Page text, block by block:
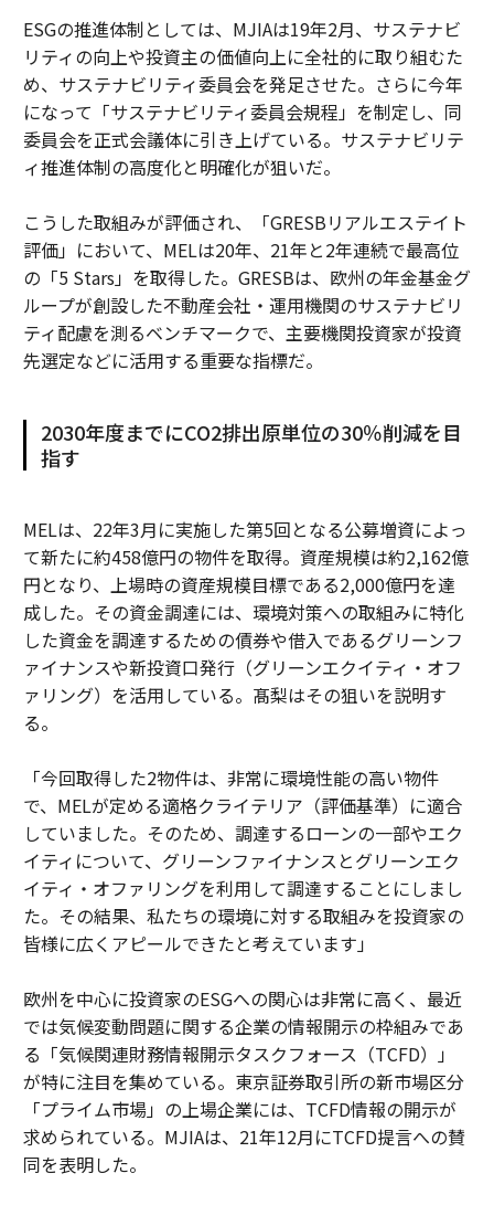
ESGの推進体制としては、MJIAは19年2月、サステナビ
リティの向上や投資主の価値向上に全社的に取り組むた
め、サステナビリティ委員会を発足させた。さらに今年
になって「サステナビリティ委員会規程」を制定し、同
委員会を正式会議体に引き上げている。サステナビリテ
ィ推進体制の高度化と明確化が狙いだ。
こうした取組みが評価され、「GRESBリアルエステイト
評価」において、MELは20年、21年と2年連続で最高位
の「5 Stars」を取得した。GRESBは、欧州の年金基金グ
ループが創設した不動産会社・運用機関のサステナビリ
ティ配慮を測るベンチマークで、主要機関投資家が投資
先選定などに活用する重要な指標だ。
2030年度までにCO2排出原単位の30％削減を目
指す
MELは、22年3月に実施した第5回となる公募増資によっ
て新たに約458億円の物件を取得。資産規模は約2,162億
円となり、上場時の資産規模目標である2,000億円を達
成した。その資金調達には、環境対策への取組みに特化
した資金を調達するための債券や借入であるグリーンフ
ァイナンスや新投資口発行（グリーンエクイティ・オフ
ァリング）を活用している。髙梨はその狙いを説明す
る。
「今回取得した2物件は、非常に環境性能の高い物件
で、MELが定める適格クライテリア（評価基準）に適合
していました。そのため、調達するローンの一部やエク
イティについて、グリーンファイナンスとグリーンエク
イティ・オファリングを利用して調達することにしまし
た。その結果、私たちの環境に対する取組みを投資家の
皆様に広くアピールできたと考えています」
欧州を中心に投資家のESGへの関心は非常に高く、最近
では気候変動問題に関する企業の情報開示の枠組みであ
る「気候関連財務情報開示タスクフォース（TCFD）」
が特に注目を集めている。東京証券取引所の新市場区分
「プライム市場」の上場企業には、TCFD情報の開示が
求められている。MJIAは、21年12月にTCFD提言への賛
同を表明した。